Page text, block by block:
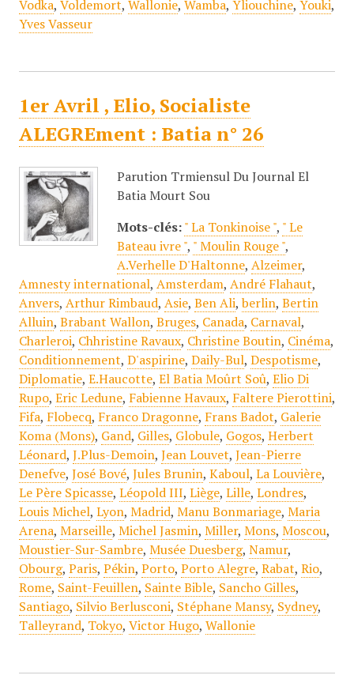
Vodka, Voldemort, Wallonie, Wamba, Yliouchine, Youki,
Yves Vasseur
1er Avril , Elio, Socialiste
ALEGREment : Batia n° 26
Parution Trmiensul Du Journal El
Batia Mourt Sou
Mots-clés: " La Tonkinoise ", " Le
Bateau ivre ", " Moulin Rouge ",
A.Verhelle D'Haltonne, Alzeimer,
Amnesty international, Amsterdam, André Flahaut,
Anvers, Arthur Rimbaud, Asie, Ben Ali,berlin, Bertin
Alluin, Brabant Wallon, Bruges, Canada, Carnaval,
Charleroi, Chhristine Ravaux, Christine Boutin, Cinéma,
Conditionnement, D'aspirine, Daily-Bul, Despotisme,
Diplomatie, E.Haucotte, El Batia Moûrt Soû, Elio Di
Rupo, Eric Ledune, Fabienne Havaux, Faltere Pierottini,
Fifa, Flobecq, Franco Dragonne, Frans Badot, Galerie
Koma (Mons), Gand, Gilles, Globule, Gogos, Herbert
Léonard, J.Plus-Demoin, Jean Louvet, Jean-Pierre
Denefve, José Bové, Jules Brunin, Kaboul, La Louvière,
Le Père Spicasse, Léopold III, Liège, Lille, Londres,
Louis Michel, Lyon, Madrid, Manu Bonmariage, Maria
Arena, Marseille, Michel Jasmin, Miller, Mons, Moscou,
Moustier-Sur-Sambre, Musée Duesberg, Namur,
Obourg, Paris, Pékin, Porto, Porto Alegre, Rabat, Rio,
Rome, Saint-Feuillen, Sainte Bible, Sancho Gilles,
Santiago, Silvio Berlusconi, Stéphane Mansy, Sydney,
Talleyrand, Tokyo, Victor Hugo, Wallonie